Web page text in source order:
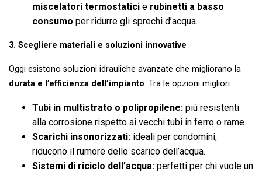
miscelatori termostatici e rubinetti a basso
consumo per ridurre gli sprechi d’acqua.
3. Scegliere materiali e soluzioni innovative
Oggi esistono soluzioni idrauliche avanzate che migliorano la
durata e l’efficienza dell’impianto. Tra le opzioni migliori:
Tubi in multistrato o polipropilene: più resistenti
alla corrosione rispetto ai vecchi tubi in ferro o rame.
Scarichi insonorizzati: ideali per condomini,
riducono il rumore dello scarico dell’acqua.
Sistemi di riciclo dell’acqua: perfetti per chi vuole un